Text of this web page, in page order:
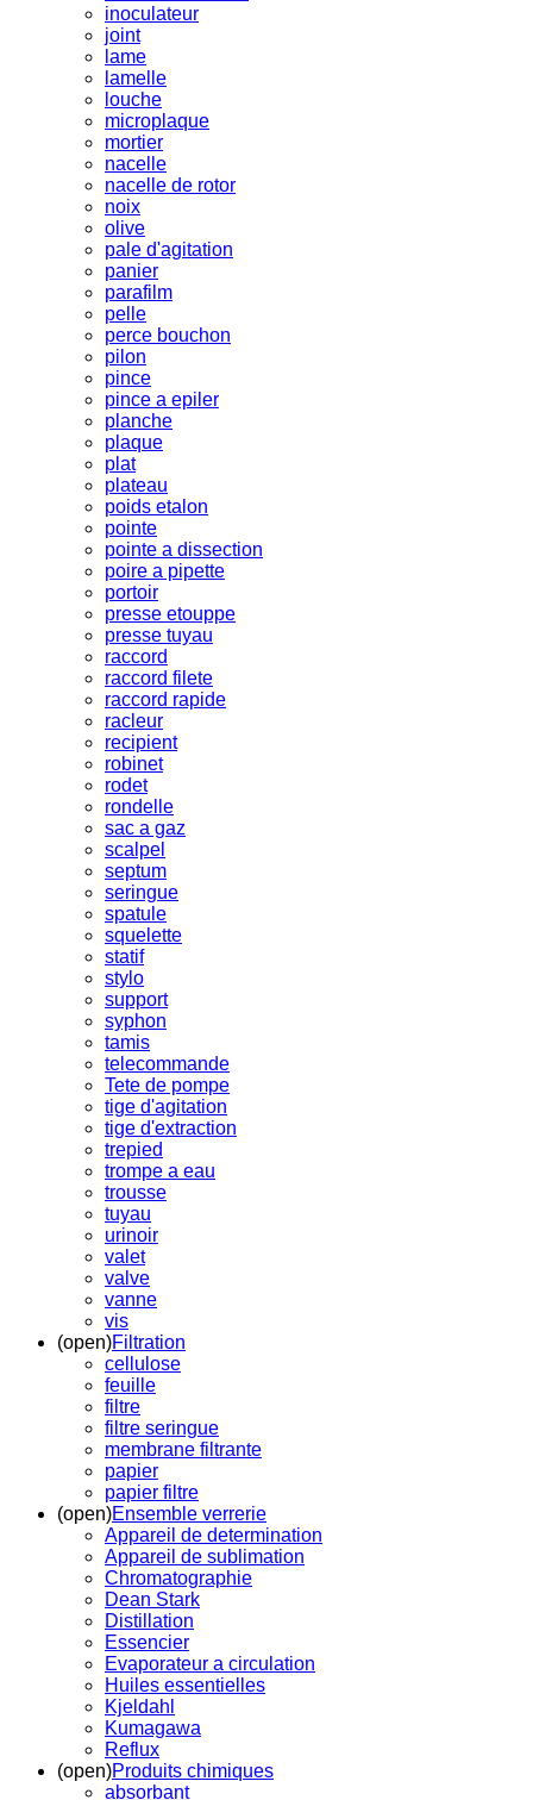
inoculateur
joint
lame
lamelle
louche
microplaque
mortier
nacelle
nacelle de rotor
noix
olive
pale d'agitation
panier
parafilm
pelle
perce bouchon
pilon
pince
pince a epiler
planche
plaque
plat
plateau
poids etalon
pointe
pointe a dissection
poire a pipette
portoir
presse etouppe
presse tuyau
raccord
raccord filete
raccord rapide
racleur
recipient
robinet
rodet
rondelle
sac a gaz
scalpel
septum
seringue
spatule
squelette
statif
stylo
support
syphon
tamis
telecommande
Tete de pompe
tige d'agitation
tige d'extraction
trepied
trompe a eau
trousse
tuyau
urinoir
valet
valve
vanne
vis
(open)Filtration
cellulose
feuille
filtre
filtre seringue
membrane filtrante
papier
papier filtre
(open)Ensemble verrerie
Appareil de determination
Appareil de sublimation
Chromatographie
Dean Stark
Distillation
Essencier
Evaporateur a circulation
Huiles essentielles
Kjeldahl
Kumagawa
Reflux
(open)Produits chimiques
absorbant